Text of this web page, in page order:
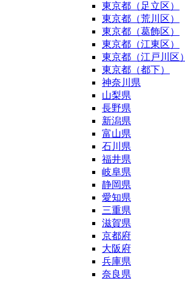
東京都（足立区）
東京都（荒川区）
東京都（葛飾区）
東京都（江東区）
東京都（江戸川区）
東京都（都下）
神奈川県
山梨県
長野県
新潟県
富山県
石川県
福井県
岐阜県
静岡県
愛知県
三重県
滋賀県
京都府
大阪府
兵庫県
奈良県